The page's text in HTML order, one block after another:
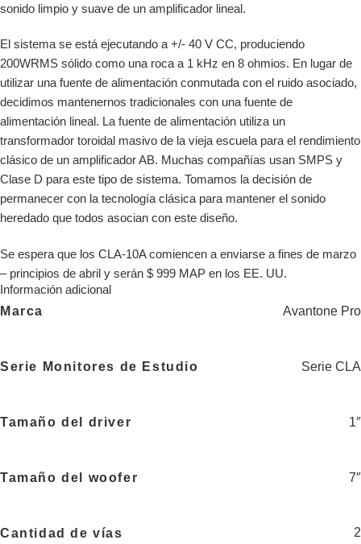
sonido limpio y suave de un amplificador lineal.
El sistema se está ejecutando a +/- 40 V CC, produciendo
200WRMS sólido como una roca a 1 kHz en 8 ohmios. En lugar de
utilizar una fuente de alimentación conmutada con el ruido asociado,
decidimos mantenernos tradicionales con una fuente de
alimentación lineal. La fuente de alimentación utiliza un
transformador toroidal masivo de la vieja escuela para el rendimiento
clásico de un amplificador AB. Muchas compañías usan SMPS y
Clase D para este tipo de sistema. Tomamos la decisión de
permanecer con la tecnología clásica para mantener el sonido
heredado que todos asocian con este diseño.
Se espera que los CLA-10A comiencen a enviarse a fines de marzo
– principios de abril y serán $ 999 MAP en los EE. UU.
Información adicional
Marca Avantone Pro
Serie Monitores de Estudio Serie CLA
Tamaño del driver 1″
Tamaño del woofer 7″
Cantidad de vías 2